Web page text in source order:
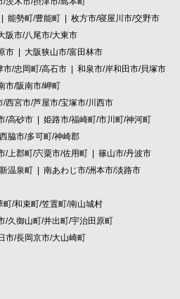
能勢町/豊能町
枚方市/寝屋川市/交野市
阪市/八尾市/大東市
市
大阪狭山市/富田林市
市/忠岡町/高石市
和泉市/岸和田市/貝塚市
市/阪南市/岬町
/西宮市/芦屋市/宝塚市/川西市
/高砂市
姫路市/福崎町/市川町/神河町
脇市/多可町/神崎郡
/上郡町/宍粟市/佐用町
篠山市/丹波市
温泉町
南あわじ市/洲本市/淡路市
町/和束町/笠置町/南山城村
/久御山町/井出町/宇治田原町
市/長岡京市/大山崎町